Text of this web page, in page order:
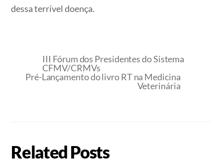
dessa terrível doença.
III Fórum dos Presidentes do Sistema
CFMV/CRMVs
Pré-Lançamento do livro RT na Medicina
Veterinária
Related Posts